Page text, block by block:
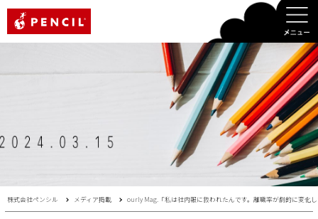
株式会社ペンシル メディア掲載 ourly Mag.「私は社内報に救われたんです。離職率が劇的に変化